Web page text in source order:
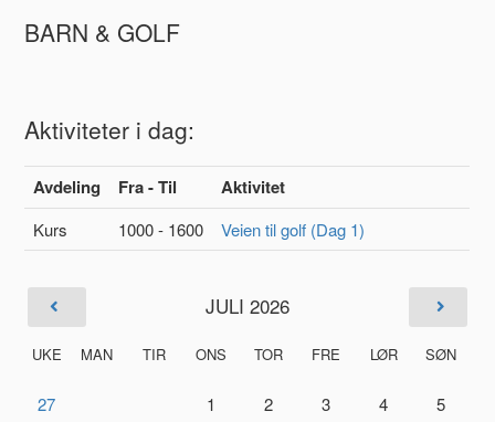
BARN & GOLF
Aktiviteter i dag:
Avdeling Fra - Til Aktivitet
Kurs 1000 - 1600 Veien til golf (Dag 1)
JULI 2026
UKE MAN TIR ONS TOR FRE LØR SØN
27 1 2 3 4 5